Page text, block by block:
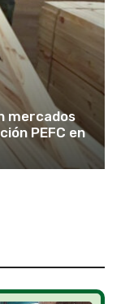
mercados
PEFC en